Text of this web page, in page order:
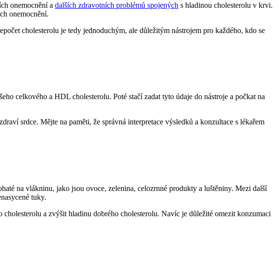
⁢onemocnění a dalších zdravotních problémů spojených ⁤s hladinou cholesterolu v krvi.⁣
onemocnění.
cholesterolu je ‍tedy‍ jednoduchým,‍ ale důležitým nástrojem ⁢pro⁢ každého,⁣ kdo se
celkového a HDL cholesterolu.⁤ Poté stačí⁣ zadat tyto ‍údaje do nástroje a počkat na
srdce. Mějte‌ na paměti,‌ že správná interpretace výsledků a konzultace s lékařem
na vlákninu, jako ​jsou ovoce, zelenina, celozrnné produkty a ⁣luštěniny. Mezi další
⁢tuky.
a‍ zvýšit hladinu​ dobrého cholesterolu. Navíc je důležité omezit⁣ konzumaci